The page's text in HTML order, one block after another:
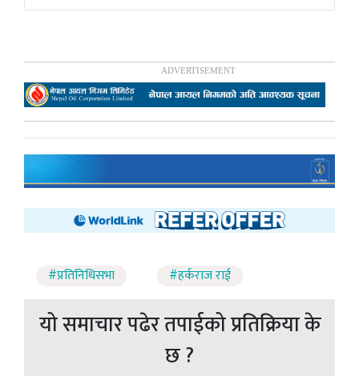
#प्रतिनिधिसभा #हर्कराज राई
यो समाचार पढेर तपाईको प्रतिक्रिया के
छ ?